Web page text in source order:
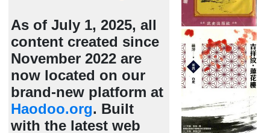
As of July 1, 2025, all
content created since
November 2022 are
now located on our
brand-new platform at
Haodoo.org. Built
with the latest web